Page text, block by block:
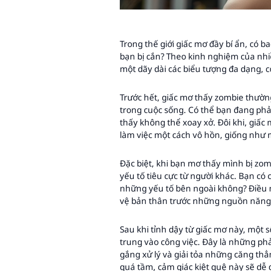
Trong thế giới giấc mơ đầy bí ẩn, có
bạn bị cắn? Theo kinh nghiệm của
một dãy dài các biểu tượng đa dạng,
Trước hết, giấc mơ thấy zombie
trong cuộc sống. Có thể bạn đang
thấy không thể xoay xở. Đôi khi,
làm việc một cách vô hồn, giống như
Đặc biệt, khi bạn mơ thấy mình bị
yếu tố tiêu cực từ người khác. Bạn
những yếu tố bên ngoài không?
vệ bản thân trước những nguồn
Sau khi tỉnh dậy từ giấc mơ này, một
trung vào công việc. Đây là những
gắng xử lý và giải tỏa những căng
quá tầm, cảm giác kiệt quệ này sẽ